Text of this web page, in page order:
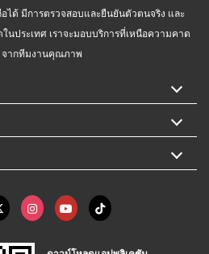
ได้ มีการตรวจสอบและยืนยันตัวตนจริง และ
ประเทศ เราจะมอบบริการที่เหนือความคาด
ากทีมงานคุณภาพ